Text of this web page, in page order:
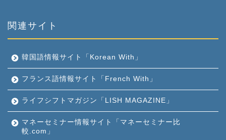
関連サイト
韓国語情報サイト「Korean With」
フランス語情報サイト「French With」
ライフシフトマガジン「LISH MAGAZINE」
マネーセミナー情報サイト「マネーセミナー比
較.com」